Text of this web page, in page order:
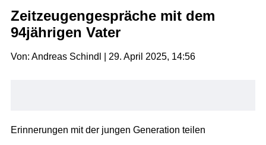
Zeitzeugengespräche mit dem
94jährigen Vater
Von: Andreas Schindl | 29. April 2025, 14:56
Erinnerungen mit der jungen Generation teilen